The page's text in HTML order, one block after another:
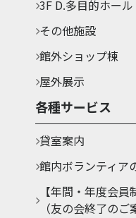
3F D.多目的ホール
その他施設
館外ショップ棟
屋外展示
各種サービス
貸室案内
館内ボランティア
【年間・年度会
（友の会終了のご